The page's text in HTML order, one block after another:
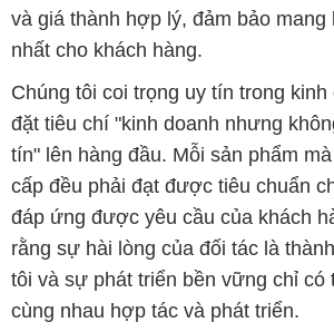
và giá thành hợp lý, đảm bảo
nhất cho khách hàng.
Chúng tôi coi trọng uy tín trong kinh
đặt tiêu chí "kinh doanh nhưng
tín" lên hàng đầu. Mỗi sản phẩm
cấp đều phải đạt được tiêu chuẩn
đáp ứng được yêu cầu của khách
rằng sự hài lòng của đối tác là
tôi và sự phát triển bền vững chỉ có
cùng nhau hợp tác và phát triển.